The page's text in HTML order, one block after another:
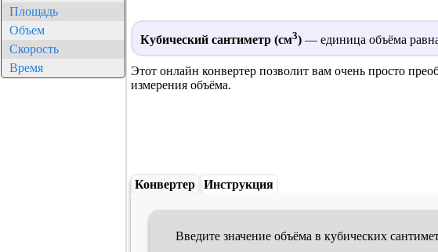
Площадь
Объем
Скорость
Время
Кубический сантиметр (см3) — единица объёма
Этот онлайн конвертер позволит вам очень просто
измерения объёма.
Конвертер Инструкция
Введите значение объёма в кубических